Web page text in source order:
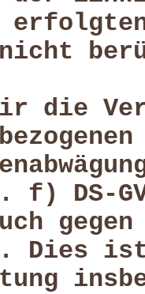
nicht
die
DS-
Dies